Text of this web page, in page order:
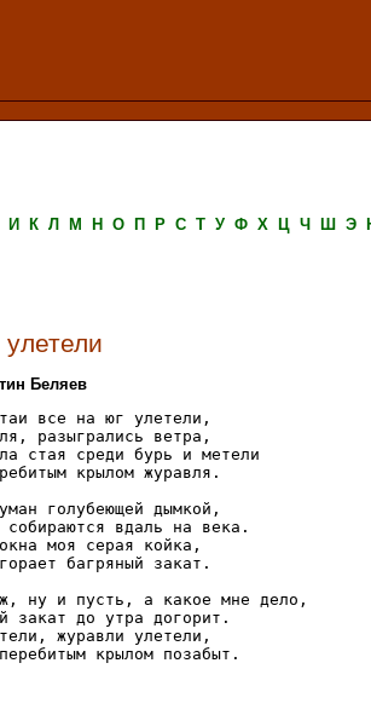
И К Л М Н О П Р С Т У Ф Х Ц Ч Ш Э
Беляев
все на юг улетели,
разыгрались ветра,
стая среди бурь и метели
крылом журавля.
голубеющей дымкой,
собираются вдаль на века.
моя серая койка,
багряный закат.
ну и пусть, а какое мне дело,
закат до утра догорит.
журавли улетели,
крылом позабыт.